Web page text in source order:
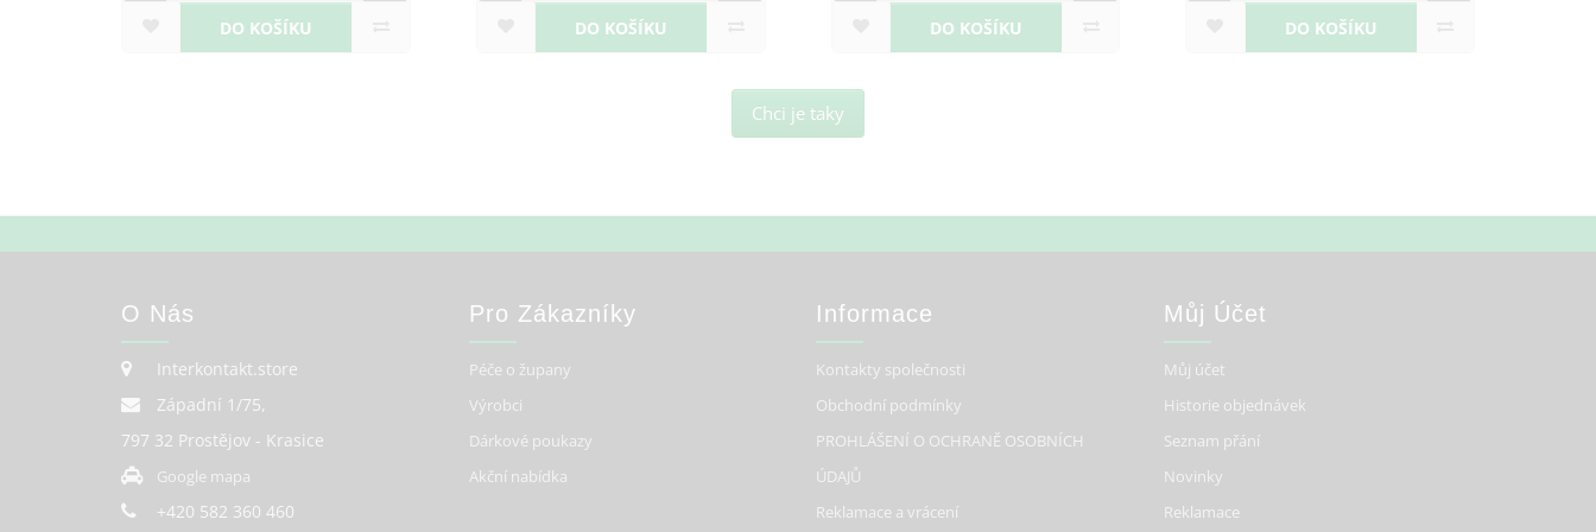
Chci je taky
O Nás
Interkontakt.store
Západní 1/75,
797 32 Prostějov - Krasice
Google mapa
+420 582 360 460
Pro Zákazníky
Péče o župany
Výrobci
Dárkové poukazy
Akční nabídka
Informace
Kontakty společnosti
Obchodní podmínky
PROHLÁŠENÍ O OCHRANĚ OSOBNÍCH
ÚDAJŮ
Reklamace a vrácení
Můj Účet
Můj účet
Historie objednávek
Seznam přání
Novinky
Reklamace